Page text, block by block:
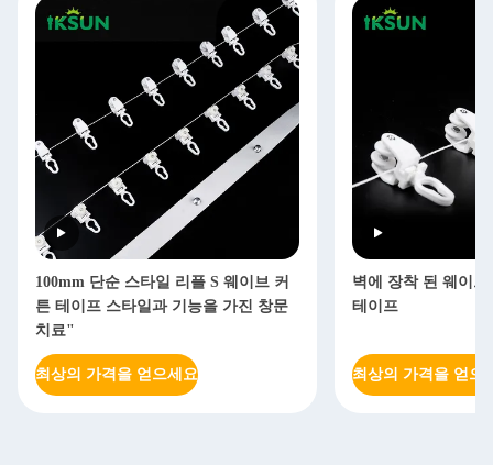
100mm 단순 스타일 리플 S 웨이브 커
튼 테이프 스타일과 기능을 가진 창문
치료"
최상의 가격을 얻으세요
벽에 장착 된 웨이
테이프
최상의 가격을 얻으